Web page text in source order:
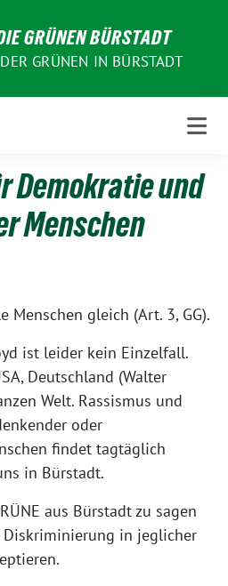
GRÜNEN BÜRSTADT
GRÜNEN IN BÜRSTADT
Demokratie und
Menschen
Menschen gleich (Art. 3, GG).
ist leider kein Einzelfall.
Deutschland (Walter
Welt. Rassismus und
oder
findet tagtäglich
in Bürstadt.
aus Bürstadt zu sagen
Diskriminierung in jeglicher